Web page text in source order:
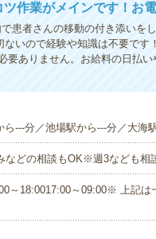
作業がメインです！お
患者さんの移動の付き添いを
いので経験や知識は不要です
ありません。お給料の日払い
---分／池場駅から---分／大海
などの相談もOK※週3なども相
～18:0017:00～09:00※ 上記